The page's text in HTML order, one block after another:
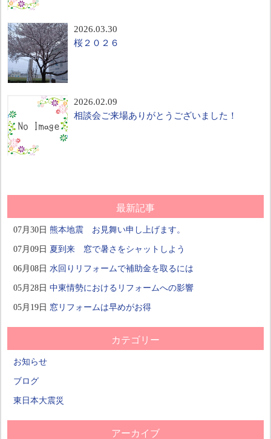
2026.03.30
桜２０２６
2026.02.09
相談会ご来場ありがとうございました！
最新記事
07月30日 熊本地震 お見舞い申し上げます。
07月09日 夏到来 窓で暑さをシャットしよう
06月08日 水回りリフォームで補助金を取るには
05月28日 中東情勢におけるリフォームへの影響
05月19日 窓リフォームは早めがお得
カテゴリー
お知らせ
ブログ
東日本大震災
アーカイブ